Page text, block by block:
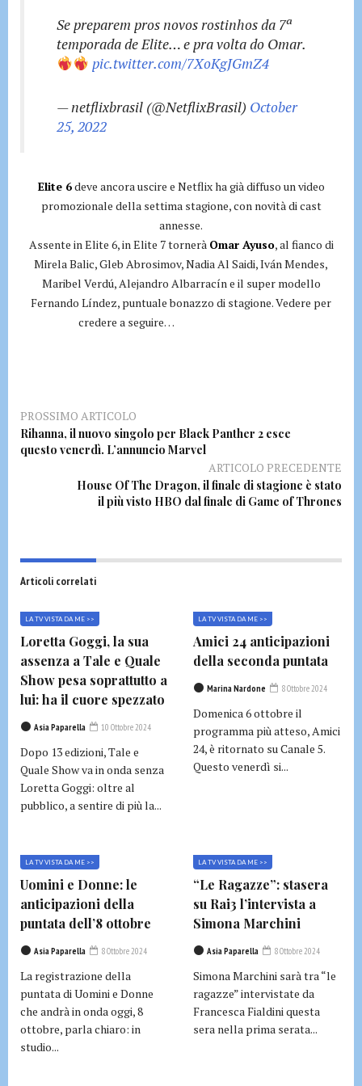
Se preparem pros novos rostinhos da 7ª
temporada de Elite… e pra volta do Omar.
pic.twitter.com/7XoKgJGmZ4
— netflixbrasil (@NetflixBrasil) October
25, 2022
Elite 6deve ancora uscire e Netflix ha già diffuso un video
promozionale della settima stagione, con novità di cast
annesse.
Assente in Elite 6, in Elite 7 tornerà Omar Ayuso, al fianco di
Mirela Balic, Gleb Abrosimov, Nadia Al Saidi, Iván Mendes,
Maribel Verdú, Alejandro Albarracín e il super modello
Fernando Líndez, puntuale bonazzo di stagione. Vedere per
credere a seguire…
PROSSIMO ARTICOLO
Rihanna, il nuovo singolo per Black Panther 2 esce
questo venerdì. L’annuncio Marvel
ARTICOLO PRECEDENTE
House Of The Dragon, il finale di stagione è stato
il più visto HBO dal finale di Game of Thrones
Articoli correlati
LA TV VISTA DA ME >>
Loretta Goggi, la sua
assenza a Tale e Quale
Show pesa soprattutto a
lui: ha il cuore spezzato
Asia Paparella 10 Ottobre 2024
Dopo 13 edizioni, Tale e
Quale Show va in onda senza
Loretta Goggi: oltre al
pubblico, a sentire di più la...
LA TV VISTA DA ME >>
Amici 24 anticipazioni
della seconda puntata
Marina Nardone 8 Ottobre 2024
Domenica 6 ottobre il
programma più atteso, Amici
24, è ritornato su Canale 5.
Questo venerdì si...
LA TV VISTA DA ME >>
Uomini e Donne: le
anticipazioni della
puntata dell’8 ottobre
Asia Paparella 8 Ottobre 2024
La registrazione della
puntata di Uomini e Donne
che andrà in onda oggi, 8
ottobre, parla chiaro: in
studio...
LA TV VISTA DA ME >>
“Le Ragazze”: stasera
su Rai3 l’intervista a
Simona Marchini
Asia Paparella 8 Ottobre 2024
Simona Marchini sarà tra “le
ragazze” intervistate da
Francesca Fialdini questa
sera nella prima serata...